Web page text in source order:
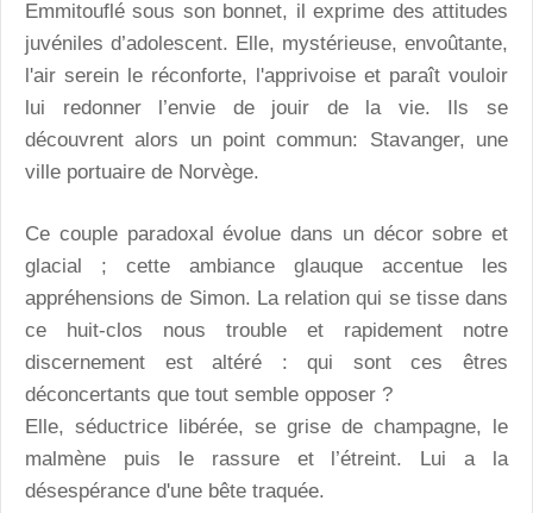
Emmitouflé sous son bonnet, il exprime des attitudes
juvéniles d’adolescent. Elle, mystérieuse, envoûtante,
l'air serein le réconforte, l'apprivoise et paraît vouloir
lui redonner l’envie de jouir de la vie. Ils se
découvrent alors un point commun: Stavanger, une
ville portuaire de Norvège.
Ce couple paradoxal évolue dans un décor sobre et
glacial ; cette ambiance glauque accentue les
appréhensions de Simon. La relation qui se tisse dans
ce huit-clos nous trouble et rapidement notre
discernement est altéré : qui sont ces êtres
déconcertants que tout semble opposer ?
Elle, séductrice libérée, se grise de champagne, le
malmène puis le rassure et l’étreint. Lui a la
désespérance d'une bête traquée.